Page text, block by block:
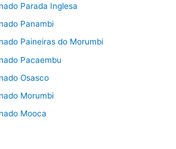
Parada Inglesa
Panambi
Paineiras do Morumbi
Pacaembu
Osasco
Morumbi
Mooca